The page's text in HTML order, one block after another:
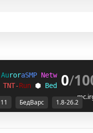
AuroraSMP Netw rk >> 1 .
TNT-Run ⬢ Bed ars ⬢ P
0/
БедВарс 1.8-26.2